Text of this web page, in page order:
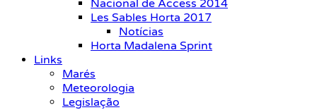
Nacional de Access 2014
Les Sables Horta 2017
Notícias
Horta Madalena Sprint
Links
Marés
Meteorologia
Legislação